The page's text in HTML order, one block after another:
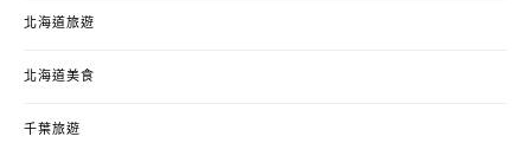
北海道旅遊
北海道美食
千葉旅遊